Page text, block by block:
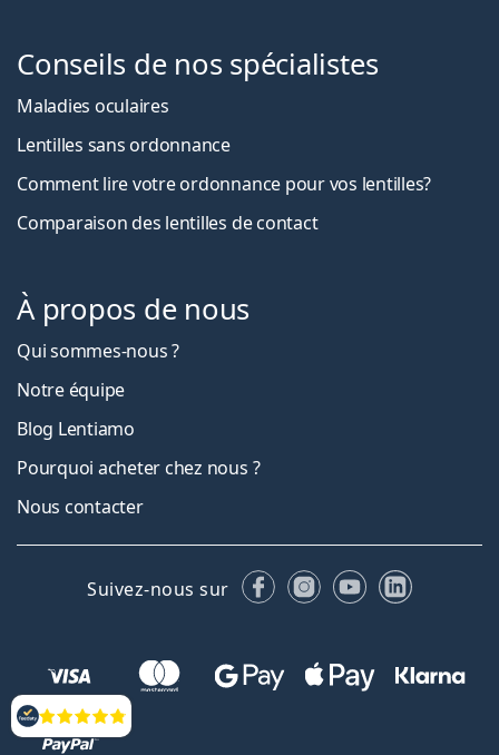
Évaluation
Conseils de nos spécialistes
Maladies oculaires
Lentilles sans ordonnance
Comment lire votre ordonnance pour vos lentilles?
Comparaison des lentilles de contact
À propos de nous
Qui sommes-nous ?
Notre équipe
Blog Lentiamo
Pourquoi acheter chez nous ?
Nous contacter
Suivez-nous sur FacebookInstagram
YouTubeLinkedIn